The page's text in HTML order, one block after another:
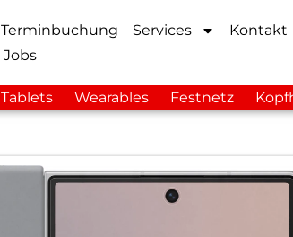
Terminbuchung Services Kontakt
Jobs
Tablets Wearables Festnetz